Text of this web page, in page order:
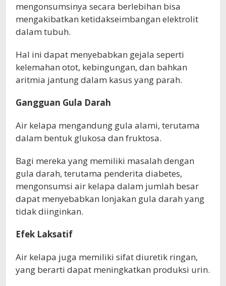
mengonsumsinya secara berlebihan bisa
mengakibatkan ketidakseimbangan elektrolit
dalam tubuh.
Hal ini dapat menyebabkan gejala seperti
kelemahan otot, kebingungan, dan bahkan
aritmia jantung dalam kasus yang parah.
Gangguan Gula Darah
Air kelapa mengandung gula alami, terutama
dalam bentuk glukosa dan fruktosa.
Bagi mereka yang memiliki masalah dengan
gula darah, terutama penderita diabetes,
mengonsumsi air kelapa dalam jumlah besar
dapat menyebabkan lonjakan gula darah yang
tidak diinginkan.
Efek Laksatif
Air kelapa juga memiliki sifat diuretik ringan,
yang berarti dapat meningkatkan produksi urin.